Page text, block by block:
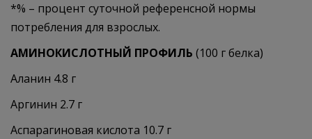
*% – процент суточной референсной нормы
потребления для взрослых.
АМИНОКИСЛОТНЫЙ ПРОФИЛЬ (100 г белка)
Аланин 4.8 г
Аргинин 2.7 г
Аспарагиновая кислота 10.7 г